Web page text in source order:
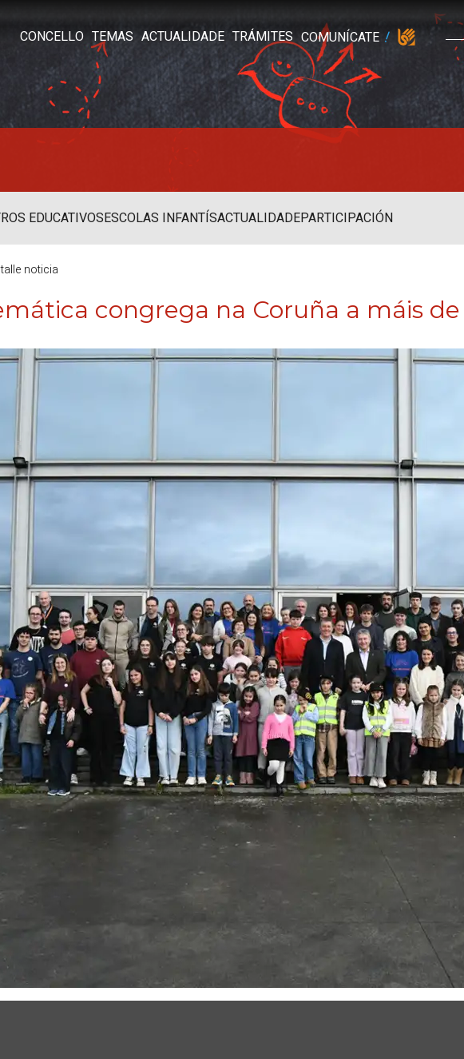
CONCELLO TEMAS ACTUALIDADE TRÁMITES COMUNÍCATE
EDUCATIVOSESCOLAS INFANTÍSACTUALIDADEPARTICIPACIÓN
noticia
congrega na Coruña a máis